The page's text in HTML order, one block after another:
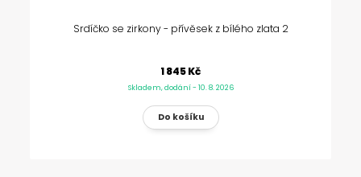
Srdíčko se zirkony - přívěsek z bílého zlata 2
1 845 Kč
Skladem, dodání - 10. 8. 2026